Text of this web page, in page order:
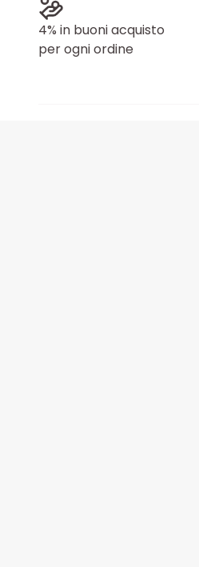
4% in buoni acquisto
per ogni ordine